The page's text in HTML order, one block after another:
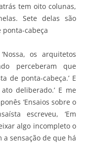
tem oito colunas,
Sete delas são
ponta-cabeça
os arquitetos
perceberam que
de ponta-cabeça.’ E
deliberado.’ E me
‘Ensaios sobre o
escreveu, ‘Em
algo incompleto o
sensação de que há